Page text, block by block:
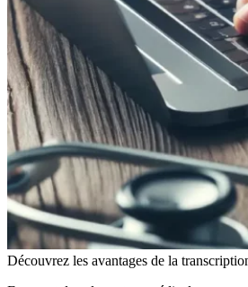
Découvrez les avantages de la